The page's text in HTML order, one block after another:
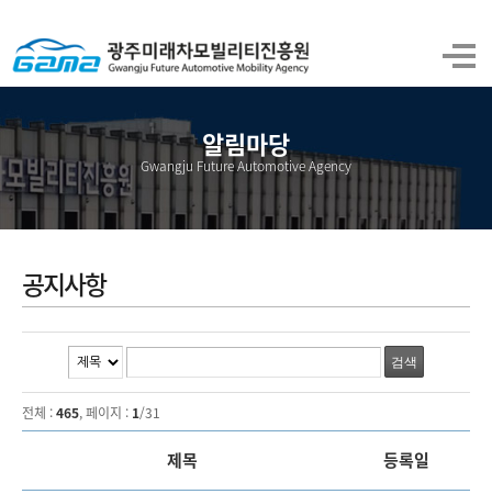
알림마당
Gwangju Future Automotive Agency
공지사항
전체 :465, 페이지 : 1/31
제목 등록일